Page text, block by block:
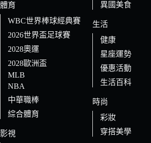
體育
WBC世界棒球經典賽
2026世界盃足球賽
2028奧運
2028歐洲盃
MLB
NBA
中華職棒
綜合體育
影視
異國美食
生活
健康
星座運勢
優惠活動
生活百科
時尚
彩妝
穿搭美學